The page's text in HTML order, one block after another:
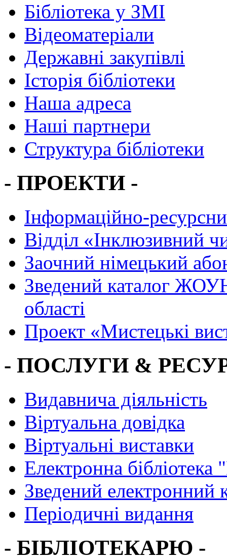
Бібліотека у ЗМІ
Відеоматеріали
Державні закупівлі
Історія бібліотеки
Наша адреса
Наші партнери
Структура бібліотеки
- ПРОЕКТИ -
Інформаційно-
Вiддiл «Інклюзивний
Заочний німецький
Зведений каталог
області
Проект «Мистецькі
- ПОСЛУГИ &
Видавнича діяльність
Віртуальна довідка
Віртуальні виставки
Електронна
Зведений електронний
Періодичні видання
- БІБЛІОТЕКАРЮ -